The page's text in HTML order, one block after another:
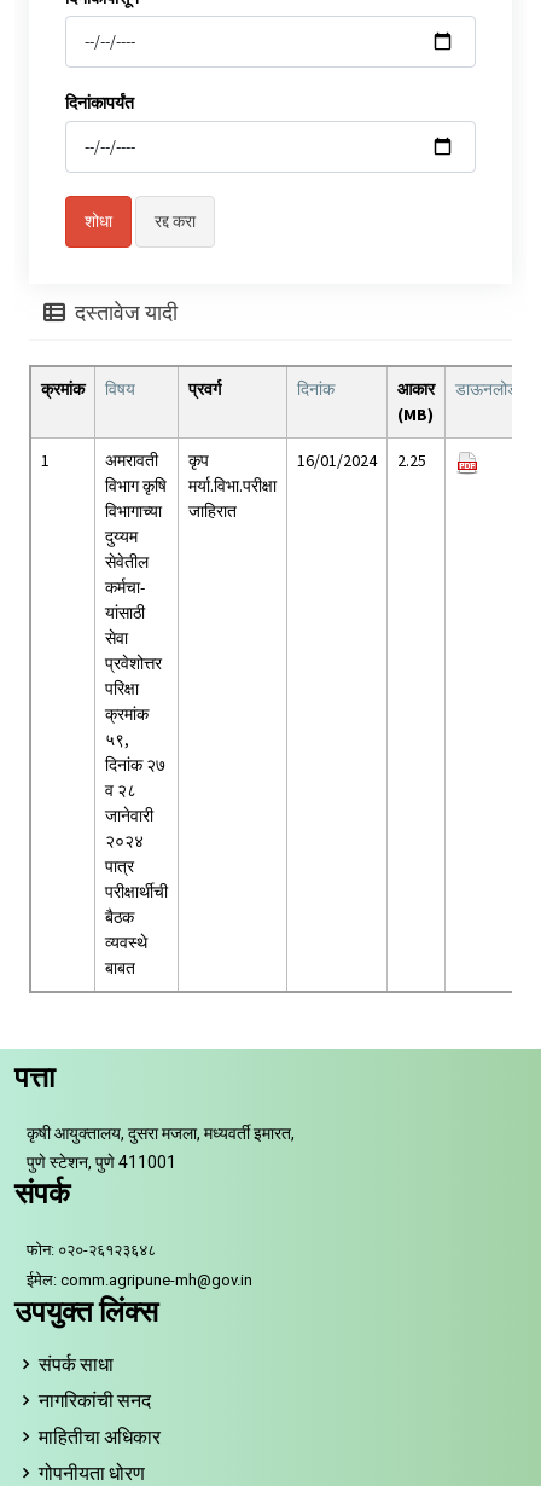
दिनांकापर्यंत
दस्तावेज यादी
क्रमांक विषय प्रवर्ग दिनांक
आकार
(MB)
डाऊनलोड
1
अमरावती
विभाग कृषि
विभागाच्या
दुय्यम
सेवेतील
कर्मचा-
यांसाठी
सेवा
प्रवेशोत्तर
परिक्षा
क्रमांक
५९,
दिनांक २७
व २८
जानेवारी
२०२४
पात्र
परीक्षार्थीची
बैठक
व्यवस्थे
बाबत
कृप
मर्या.विभा.परीक्षा
जाहिरात
16/01/2024 2.25
पत्ता
कृषी आयुक्तालय, दुसरा मजला, मध्यवर्ती इमारत,
पुणे स्टेशन, पुणे 411001
संपर्क
फोन: ०२०-२६१२३६४८
ईमेल: comm.agripune-mh@gov.in
उपयुक्त लिंक्स
संपर्क साधा
नागरिकांची सनद
माहितीचा अधिकार
गोपनीयता धोरण